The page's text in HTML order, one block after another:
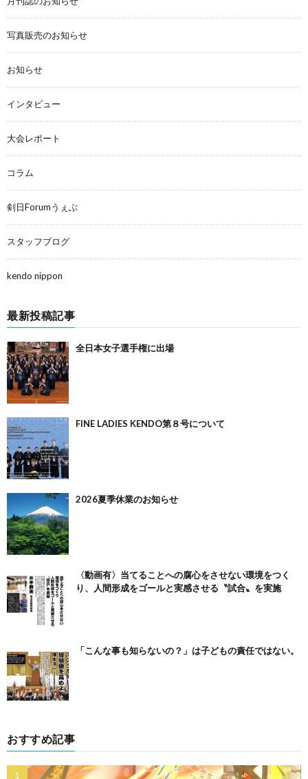
写真販売のお知らせ
お知らせ
インタビュー
大会レポート
コラム
剣日Forumうぇぶ
スタッフブログ
kendo nippon
最新投稿記事
全日本女子選手権に出場
FINE LADIES KENDO第８号について
2026夏季休業のお知らせ
〈動画有〉当てることへの腐心をさせない環境をつく
り、人間形成をゴールと実感させる〝試合〟を実施
「こんな事も知らないの？」は子どもの責任ではない。
おすすめ記事